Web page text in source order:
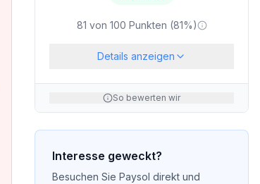
81 von 100 Punkten (81%)
Details anzeigen
So bewerten wir
Interesse geweckt?
Besuchen Sie Paysol direkt und